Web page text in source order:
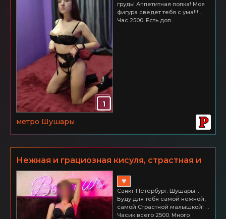
1
грудь! Аппетитная попка! Моя
фигура сведет тебя с ума!!! . .
Час 2500. Есть доп....
метро Шушары
Нежная и грациозная кисуля, страстная и
доступная! СПб Шушары. Часик всего 2500
♥
Санкт-Петербург. Шушары. .
Буду для тебя самой нежной,
самой Страстной малышкой! . .
Часик всего 2500. Много